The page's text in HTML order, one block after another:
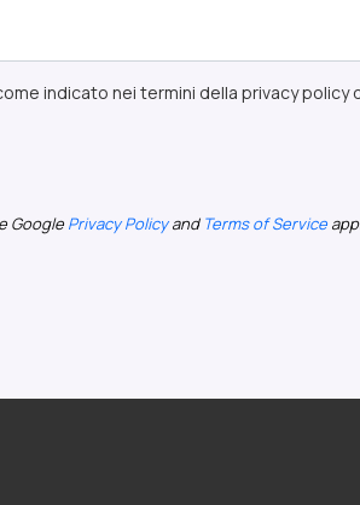
indicato nei termini della privacy
Google Privacy Policyand Terms of Service